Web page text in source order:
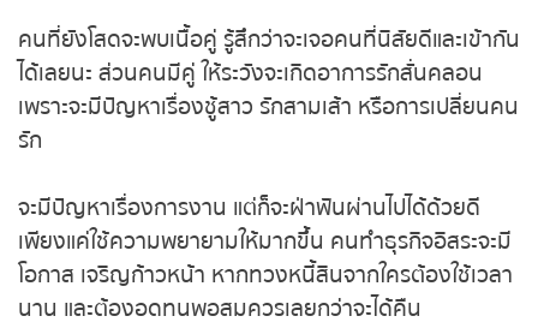
ถ่ายทอดสดหวยไต้หวัน
ถ่ายทอดสดหวยกัมพูชา GD
หวยหุ้นไทย เย็น
หวยหุ้นเกาหลี
คนที่ยังโสดจะพบเนื้อคู่ รู้สึกว่าจะเจอคนที่นิสัยดีและเข้ากัน
ได้เลยนะ ส่วนคนมีคู่ ให้ระวังจะเกิดอาการรักสั่นคลอน
เพราะจะมีปัญหาเรื่องชู้สาว รักสามเส้า หรือการเปลี่ยนคน
รัก
จะมีปัญหาเรื่องการงาน แต่ก็จะฝ่าฟันผ่านไปได้ด้วยดี
เพียงแค่ใช้ความพยายามให้มากขึ้น คนทำธุรกิจอิสระจะมี
โอกาส เจริญก้าวหน้า หากทวงหนี้สินจากใครต้องใช้เวลา
นาน และต้องอดทนพอสมควรเลยกว่าจะได้คืน